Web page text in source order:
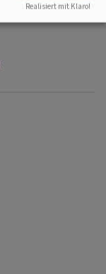
Realisiert mit Klaro!